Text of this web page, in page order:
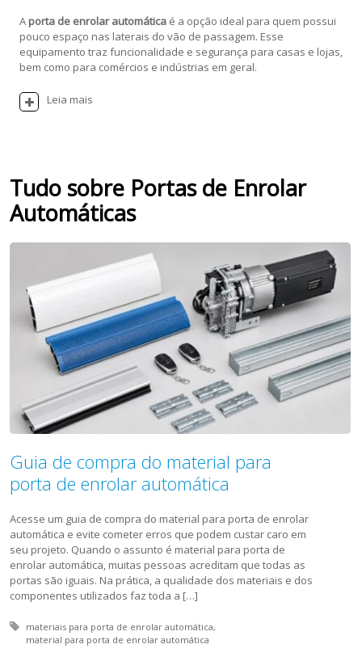
A porta de enrolar automáticaé a opção ideal para quem possui
pouco espaço nas laterais do vão de passagem. Esse
equipamento traz funcionalidade e segurança para casas e lojas,
bem como para comércios e indústrias em geral.
Leia mais
Tudo sobre Portas de Enrolar
Automáticas
Guia de compra do material para
porta de enrolar automática
Acesse um guia de compra do material para porta de enrolar
automática e evite cometer erros que podem custar caro em
seu projeto. Quando o assunto é material para porta de
enrolar automática, muitas pessoas acreditam que todas as
portas são iguais. Na prática, a qualidade dos materiais e dos
componentes utilizados faz toda a […]
Tagged with:
materiais para porta de enrolar automática
material para porta de enrolar automática